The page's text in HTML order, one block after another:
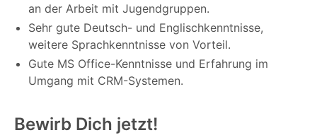
an der Arbeit mit Jugendgruppen.
Sehr gute Deutsch- und Englischkenntnisse,
weitere Sprachkenntnisse von Vorteil.
Gute MS Office-Kenntnisse und Erfahrung im
Umgang mit CRM-Systemen.
Bewirb Dich jetzt!